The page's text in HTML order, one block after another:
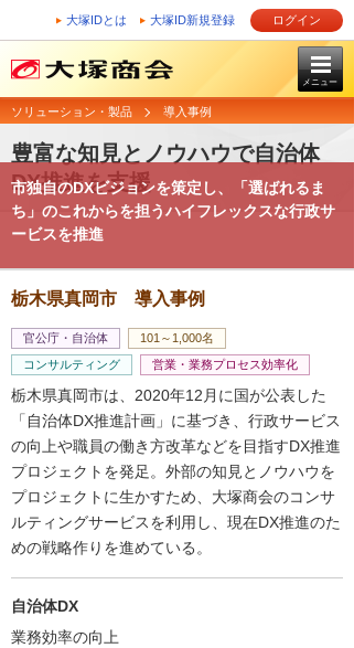
大塚IDとは 大塚ID新規登録 ログイン
メニュー
ソリューション・製品 導入事例
豊富な知見とノウハウで自治体
DX推進を支援
市独自のDXビジョンを策定し、「選ばれるま
ち」のこれからを担うハイフレックスな行政サ
ービスを推進
栃木県真岡市 導入事例
官公庁・自治体
101～1,000名
コンサルティング
営業・業務プロセス効率化
栃木県真岡市は、2020年12月に国が公表した
「自治体DX推進計画」に基づき、行政サービス
の向上や職員の働き方改革などを目指すDX推進
プロジェクトを発足。外部の知見とノウハウを
プロジェクトに生かすため、大塚商会のコンサ
ルティングサービスを利用し、現在DX推進のた
めの戦略作りを進めている。
自治体DX
業務効率の向上